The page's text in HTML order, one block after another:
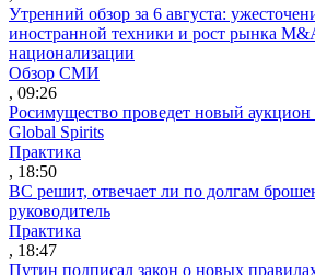
Утренний обзор за 6 августа:
иностранной техники и рост рынка
национализации
Обзор СМИ
, 09:26
Росимущество проведет новый аукцион
Global Spirits
Практика
, 18:50
ВС решит, отвечает ли по долгам
руководитель
Практика
, 18:47
Путин подписал закон о новых